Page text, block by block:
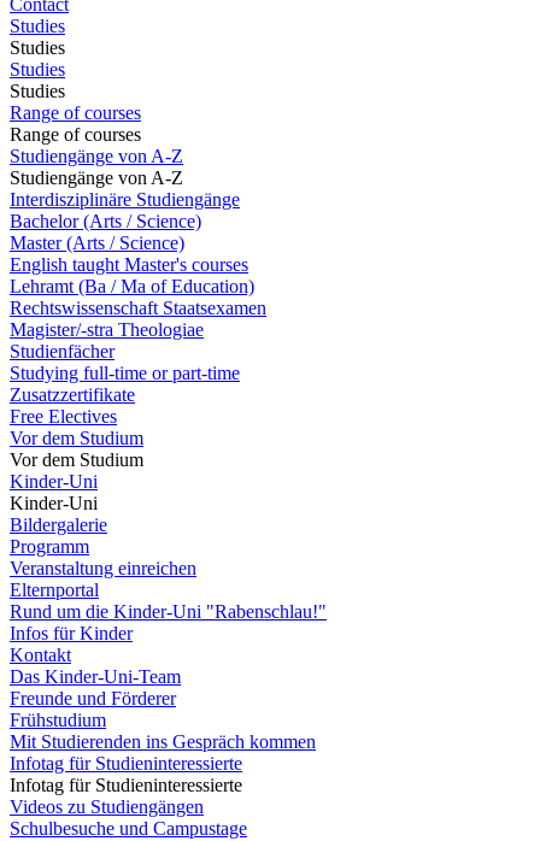
Contact
Studies
Studies
Studies
Studies
Range of courses
Range of courses
Studiengänge von A-Z
Studiengänge von A-Z
Interdisziplinäre Studiengänge
Bachelor (Arts / Science)
Master (Arts / Science)
English taught Master's courses
Lehramt (Ba / Ma of Education)
Rechtswissenschaft Staatsexamen
Magister/-stra Theologiae
Studienfächer
Studying full-time or part-time
Zusatzzertifikate
Free Electives
Vor dem Studium
Vor dem Studium
Kinder-Uni
Kinder-Uni
Bildergalerie
Programm
Veranstaltung einreichen
Elternportal
Rund um die Kinder-Uni "Rabenschlau!"
Infos für Kinder
Kontakt
Das Kinder-Uni-Team
Freunde und Förderer
Frühstudium
Mit Studierenden ins Gespräch kommen
Infotag für Studieninteressierte
Infotag für Studieninteressierte
Videos zu Studiengängen
Schulbesuche und Campustage